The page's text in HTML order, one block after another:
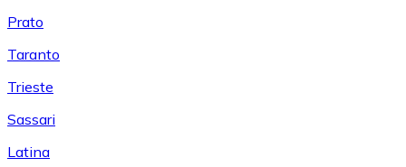
Prato
Taranto
Trieste
Sassari
Latina